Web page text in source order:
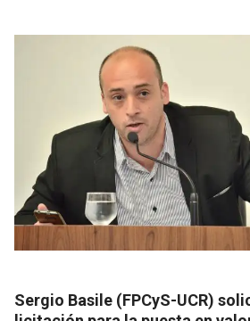
Sergio Basile (FPCyS-UCR)